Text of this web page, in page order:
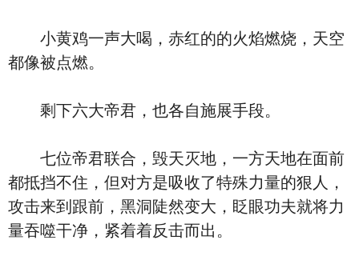
小黄鸡一声大喝，赤红的的火焰燃烧，天空
都像被点燃。
剩下六大帝君，也各自施展手段。
七位帝君联合，毁天灭地，一方天地在面前
都抵挡不住，但对方是吸收了特殊力量的狠人，
攻击来到跟前，黑洞陡然变大，眨眼功夫就将力
量吞噬干净，紧着着反击而出。